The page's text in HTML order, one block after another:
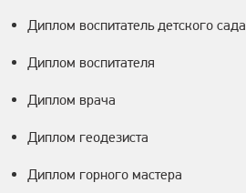
Диплом воспитатель детского сада
Диплом воспитателя
Диплом врача
Диплом геодезиста
Диплом горного мастера